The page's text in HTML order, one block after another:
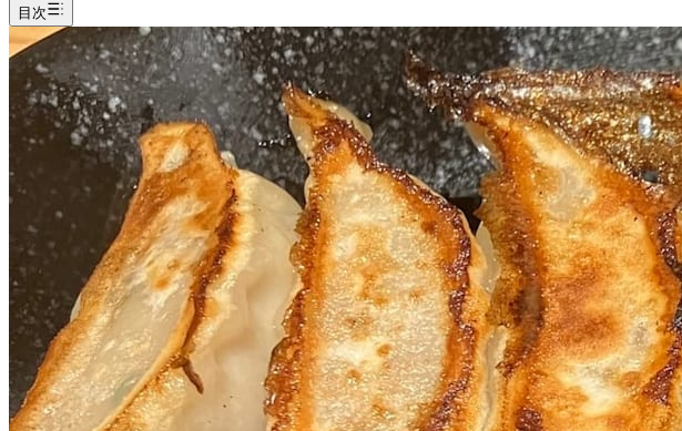
目次